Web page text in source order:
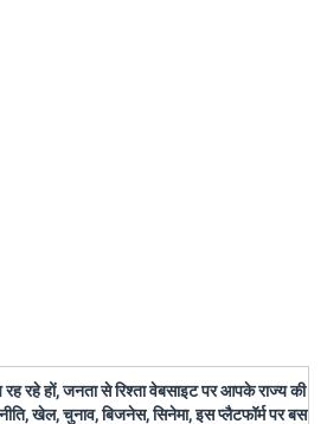
रहे हों, जनता से रिश्ता वेबसाइट पर आपके राज्य की
खेल, चुनाव, बिजनेस, सिनेमा, इस प्लैटफॉर्म पर बस